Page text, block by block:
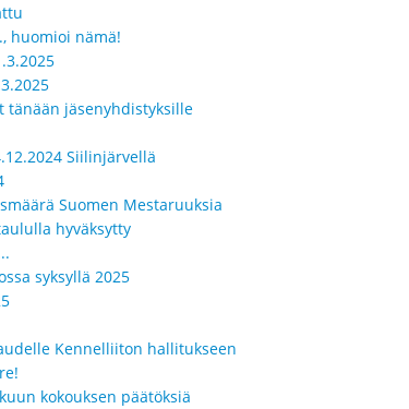
huomioi nämä!
tänään jäsenyhdistyksille
Siilinjärvellä
Suomen Mestaruuksia
hyväksytty
syksyllä 2025
Kennelliiton hallitukseen
kokouksen päätöksiä